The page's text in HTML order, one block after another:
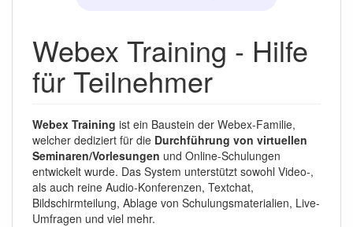
Webex Training - Hilfe
für Teilnehmer
Webex Training ist ein Baustein der Webex-Familie,
welcher dediziert für die Durchführung von virtuellen
Seminaren/Vorlesungen und Online-Schulungen
entwickelt wurde. Das System unterstützt sowohl Video-,
als auch reine Audio-Konferenzen, Textchat,
Bildschirmteilung, Ablage von Schulungsmaterialien, Live-
Umfragen und viel mehr.